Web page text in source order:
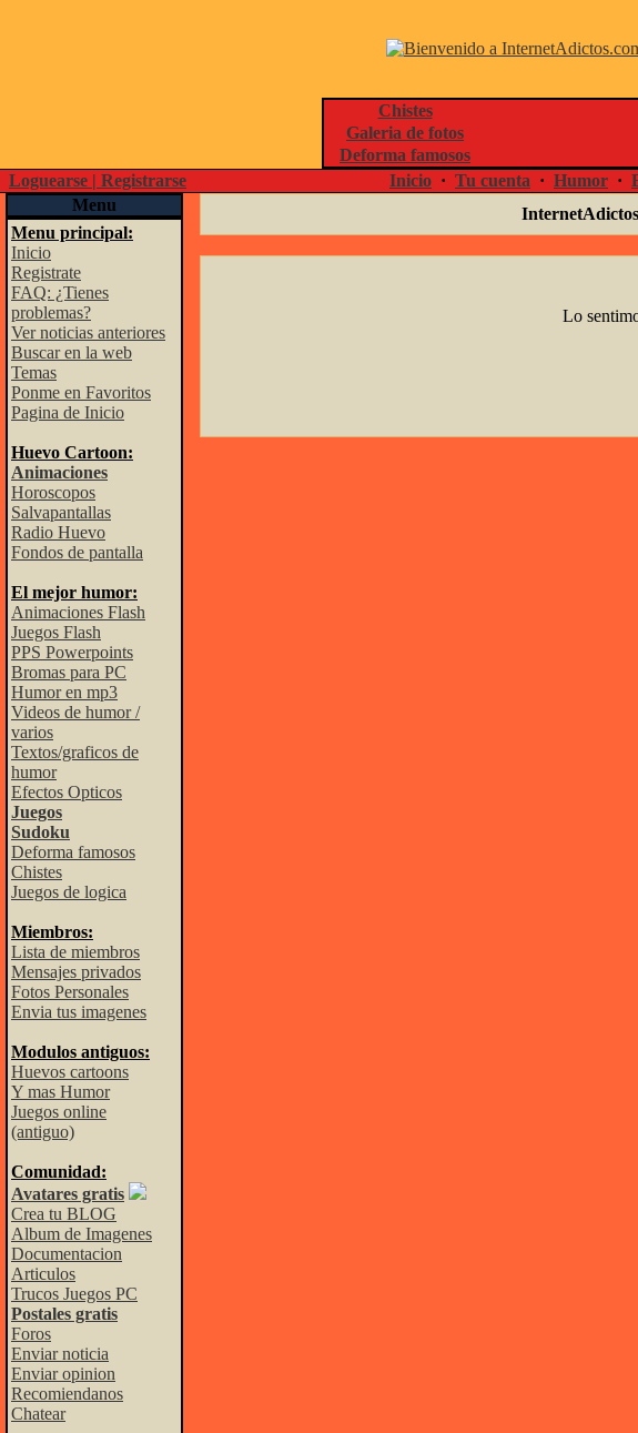
Chistes
Galeria de fotos
Deforma famosos
Loguearse | Registrarse
Inicio · Tu cuenta · Humor ·
Menu
Menu principal:
Inicio
Registrate
FAQ: ¿Tienes
problemas?
Ver noticias anteriores
Buscar en la web
Temas
Ponme en Favoritos
Pagina de Inicio
Huevo Cartoon:
Animaciones
Horoscopos
Salvapantallas
Radio Huevo
Fondos de pantalla
El mejor humor:
Animaciones Flash
Juegos Flash
PPS Powerpoints
Bromas para PC
Humor en mp3
Videos de humor /
varios
Textos/graficos de
humor
Efectos Opticos
Juegos
Sudoku
Deforma famosos
Chistes
Juegos de logica
Miembros:
Lista de miembros
Mensajes privados
Fotos Personales
Envia tus imagenes
Modulos antiguos:
Huevos cartoons
Y mas Humor
Juegos online
(antiguo)
Comunidad:
Avatares gratis
Crea tu BLOG
Album de Imagenes
Documentacion
Articulos
Trucos Juegos PC
Postales gratis
Foros
Enviar noticia
Enviar opinion
Recomiendanos
Chatear
Lo